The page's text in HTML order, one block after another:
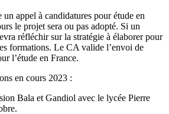
appel à candidatures pour étude en
le projet sera ou pas adopté. Si un
réfléchir sur la stratégie à élaborer pour
formations. Le CA valide l’envoi de
l’étude en France.
en cours 2023 :
Bala et Gandiol avec le lycée Pierre